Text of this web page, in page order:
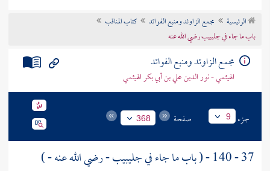
تراجم الأعلام
الرئيسية مجمع الزاوئد ومنبع الفوائد
كتاب المناقب
باب ما جاء في جليبيب رضي الله عنه
مجمع الزاوئد ومنبع الفوائد
الهيثمي - نور الدين علي بن أبي بكر الهيثمي
جزء 9 صفحة 368
37 - 140 - ( باب ما جاء في جليبيب- رضي الله عنه - )